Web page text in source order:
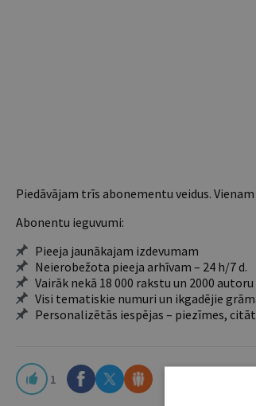
Piedāvājam trīs abonementu veidus.
Abonentu ieguvumi:
Pieeja jaunākajam izdevumam
Neierobežota pieeja arhīvam – 24 h/7 d.
Vairāk nekā 18 000 rakstu un 2000 autoru
Visi tematiskie numuri un ikgadējie
Personalizētās iespējas – piezīmes,
1